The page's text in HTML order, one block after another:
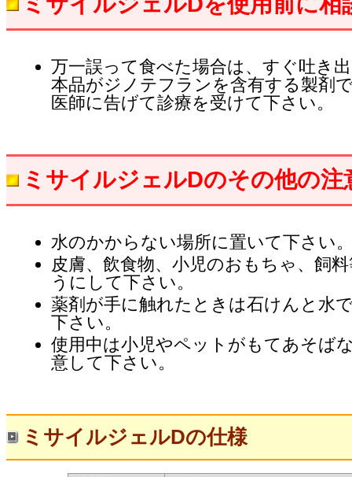
万一誤って食べた場合は、すぐ吐き
本品がジノテフランを含有する製剤
医師に告げて診療を受けて下さい。
ミサイルジェルDのその他の注
水のかからない場所に置いて下さい
皮膚、飲食物、小児のおもちゃ、飼
うにして下さい。
薬剤が手に触れたときは石けんと水
下さい。
使用中は小児やペットがもてあそば
意して下さい。
ミサイルジェルDの仕様